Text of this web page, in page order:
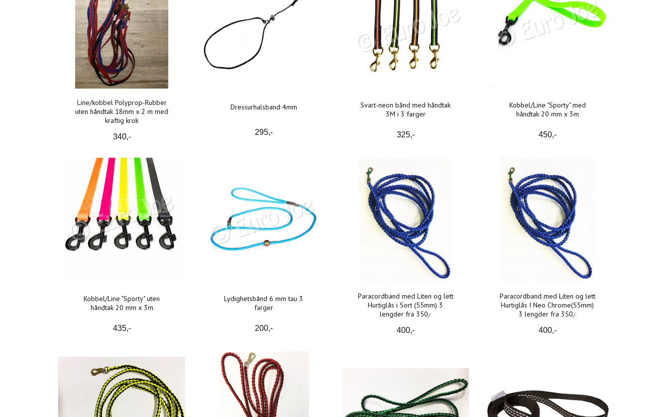
Line/kobbel Polyprop-Rubber
uten håndtak 18mm x 2 m med
kraftig krok
340,-
Dressurhalsband 4mm
295,-
Svart-neon bånd med håndtak
3M i 3 farger
325,-
Kobbel/Line "Sporty" med
håndtak 20 mm x 3m
450,-
Kobbel/Line "Sporty" uten
håndtak 20 mm x 3m
435,-
Lydighetsbånd 6 mm tau 3
farger
200,-
Paracordband med Liten og lett
Hurtiglås i Sort (55mm) 3
lengder fra 350,-
400,-
Paracordband med Liten og lett
Hurtiglås I Neo Chrome(55mm)
3 lengder fra 350,-
400,-